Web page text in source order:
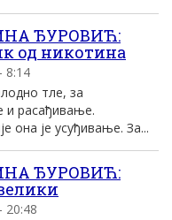
ЂУРОВИЋ:
од никотина
8:14
тле, за
и расађивање.
она је усуђивање. За...
ЂУРОВИЋ:
20:48